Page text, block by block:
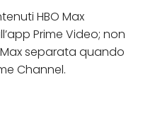
HBO Max
Prime Video; non
Max separata quando
Channel.